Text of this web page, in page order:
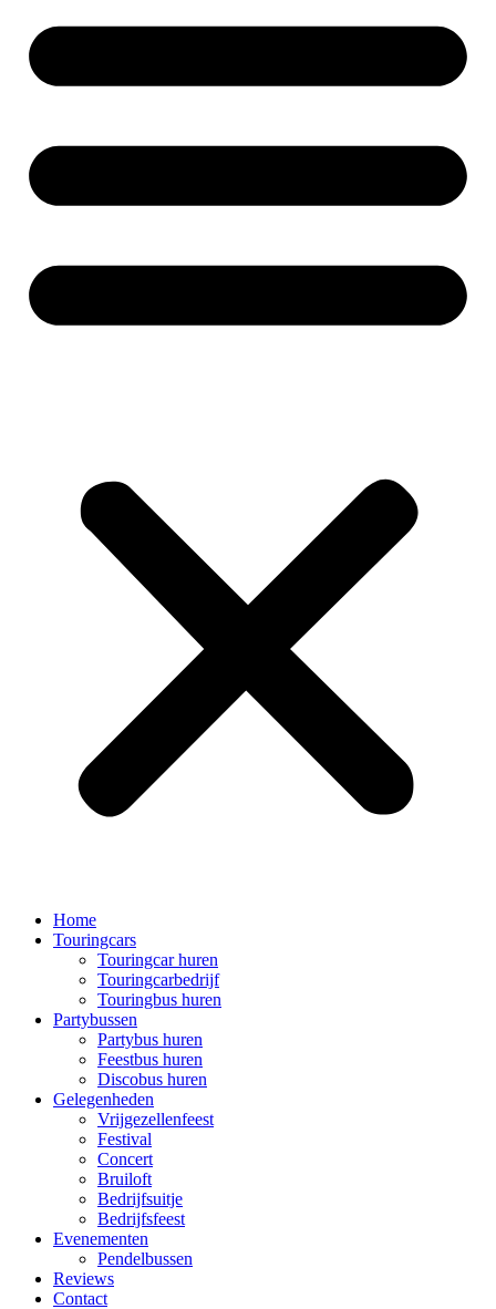
Home
Touringcars
Touringcar huren
Touringcarbedrijf
Touringbus huren
Partybussen
Partybus huren
Feestbus huren
Discobus huren
Gelegenheden
Vrijgezellenfeest
Festival
Concert
Bruiloft
Bedrijfsuitje
Bedrijfsfeest
Evenementen
Pendelbussen
Reviews
Contact